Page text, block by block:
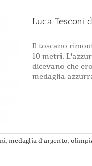
Luca Tesconi
Il toscano
10 metri.
dicevano che
medaglia
, medaglia d'argento,